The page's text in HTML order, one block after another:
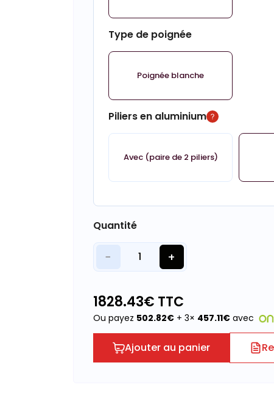
Type de poignée
Poignée blanche
Piliers en aluminium
Avec (paire de 2 piliers)
Quantité
− 1 +
1828.43€ TTC
Ou payez 502.82€+ 3× 457.11€ avec
Ajouter au panier